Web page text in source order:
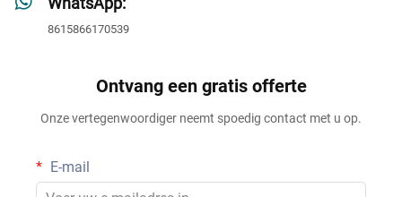
8615866170539
Ontvang een gratis offerte
Onze vertegenwoordiger neemt spoedig contact met u op.
E-mail